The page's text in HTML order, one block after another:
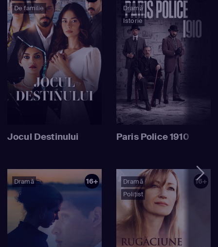
De familie
Jocul Destinului
Dramă
Istorie
Paris Police 1910
Dramă 16+
Dramă
Polițist
16+